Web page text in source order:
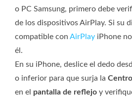
o PC Samsung, primero debe
de los dispositivos AirPlay. Si su
compatible con AirPlay iPhone
él.
En su iPhone, deslice el dedo
o inferior para que surja la
en el pantalla de reflejo y